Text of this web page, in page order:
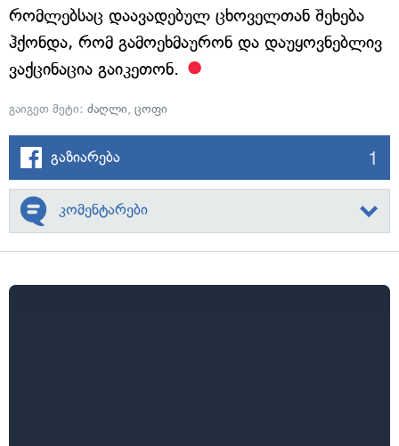
რომლებსაც დაავადებულ ცხოველთან შეხება
ჰქონდა, რომ გამოეხმაურონ და დაუყოვნებლივ
ვაქცინაცია გაიკეთონ.
გაიგეთ მეტი: ძაღლი, ცოფი
გაზიარება 1
კომენტარები